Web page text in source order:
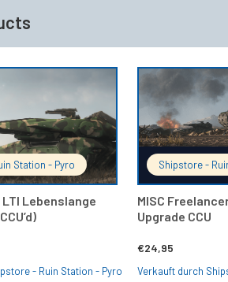
Station - Pyro
Lebenslange
IN DEN WARENKORB
- Ruin Station - Pyro
Shipstore -
MISC
Upgrade CCU
€24,95
Verkauft durch